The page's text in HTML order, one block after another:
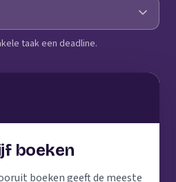
taak een deadline.
boeken
boeken geeft de meeste